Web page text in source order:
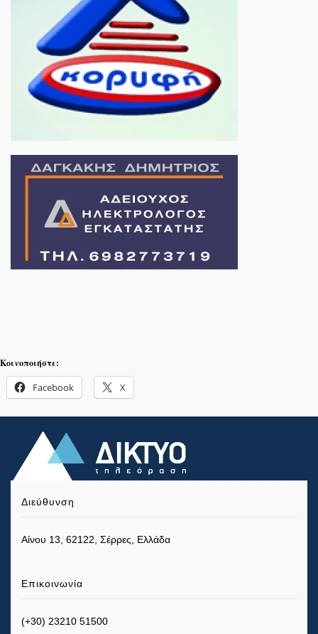
Κοινοποιήστε:
Facebook X
Διεύθυνση
Αίνου 13, 62122, Σέρρες, Ελλάδα
Επικοινωνία
(+30) 23210 51500